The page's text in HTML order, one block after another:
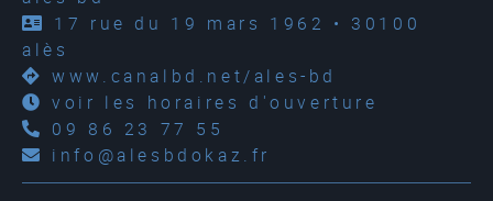
17 rue du 19 mars 1962 • 30100
alès
www.canalbd.net/ales-bd
voir les horaires d'ouverture
09 86 23 77 55
info@alesbdokaz.fr